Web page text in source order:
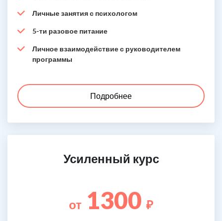
Личные занятия с психологом
5-ти разовое питание
Личное взаимодействие с руководителем
программы
Подробнее
Усиленный курс
от 1300 ₽